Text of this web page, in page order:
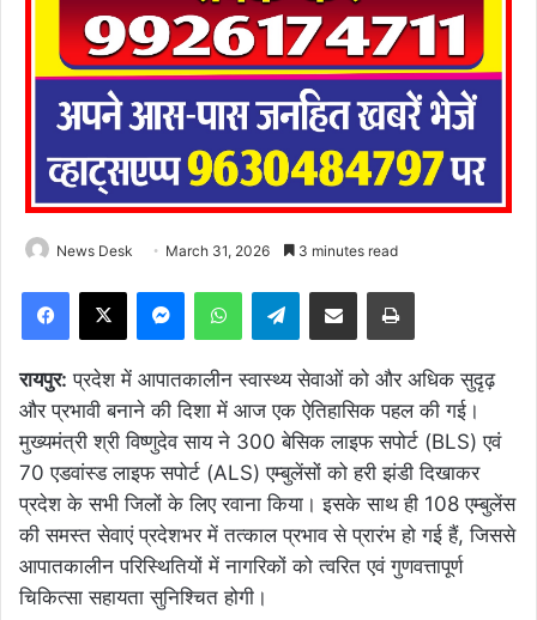
News Desk March 31, 2026 3 minutes read
Facebook
X MessengerWhatsAppTelegramShare via Email Print
रायपुर: प्रदेश में आपातकालीन स्वास्थ्य सेवाओं को और अधिक सुदृढ़
और प्रभावी बनाने की दिशा में आज एक ऐतिहासिक पहल की गई।
मुख्यमंत्री श्री विष्णुदेव साय ने 300 बेसिक लाइफ सपोर्ट (BLS) एवं
70 एडवांस्ड लाइफ सपोर्ट (ALS) एम्बुलेंसों को हरी झंडी दिखाकर
प्रदेश के सभी जिलों के लिए रवाना किया। इसके साथ ही 108 एम्बुलेंस
की समस्त सेवाएं प्रदेशभर में तत्काल प्रभाव से प्रारंभ हो गई हैं, जिससे
आपातकालीन परिस्थितियों में नागरिकों को त्वरित एवं गुणवत्तापूर्ण
चिकित्सा सहायता सुनिश्चित होगी।